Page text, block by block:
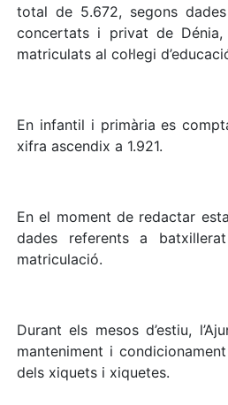
total de 5.672, segons
concertats i privat de
matriculats al col·legi
En infantil i primària es
xifra ascendix a 1.921.
En el moment de redactar
dades referents a
matriculació.
Durant els mesos d’estiu,
manteniment i
dels xiquets i xiquetes.